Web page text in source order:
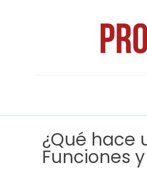
¿Qué hace
Funciones